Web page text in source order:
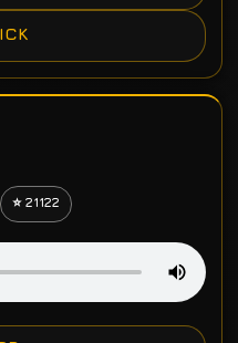
⭐ 21122